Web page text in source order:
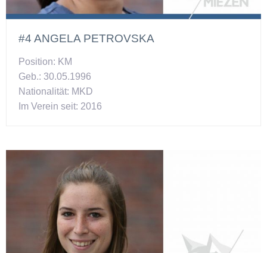
#4 ANGELA PETROVSKA
Position: KM
Geb.: 30.05.1996
Nationalität: MKD
Im Verein seit: 2016